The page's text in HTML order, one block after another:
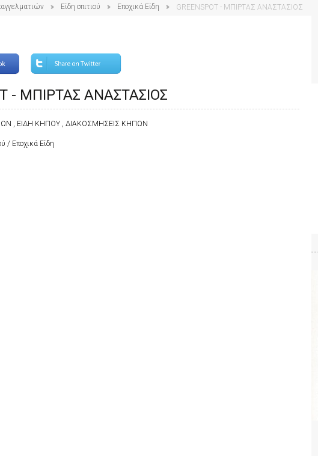
Είδη σπιτιού Εποχικά Είδη GREENSPOT - ΜΠΙΡΤΑΣ ΑΝΑΣΤΑΣΙΟΣ
- ΜΠΙΡΤΑΣ ΑΝΑΣΤΑΣΙΟΣ
, ΕΙΔΗ ΚΗΠΟΥ , ΔΙΑΚΟΣΜΗΣΕΙΣ ΚΗΠΩΝ
/ Εποχικά Είδη